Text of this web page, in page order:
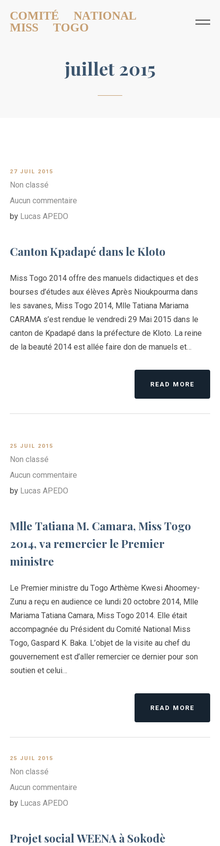
COMITÉ NATIONAL
MISS TOGO
juillet 2015
27 JUIL 2015
Non classé
Aucun commentaire
by Lucas APEDO
Canton Kpadapé dans le Kloto
Miss Togo 2014 offre des manuels didactiques et des
bourses d’études aux élèves Après Nioukpourma dans
les savanes, Miss Togo 2014, Mlle Tatiana Mariama
CARAMA s’est rendue le vendredi 29 Mai 2015 dans le
canton de Kpadapé dans la préfecture de Kloto. La reine
de la beauté 2014 est allée faire don de manuels et…
READ MORE
25 JUIL 2015
Non classé
Aucun commentaire
by Lucas APEDO
Mlle Tatiana M. Camara, Miss Togo
2014, va remercier le Premier
ministre
Le Premier ministre du Togo Arthème Kwesi Ahoomey-
Zunu a reçu en audience ce lundi 20 octobre 2014, Mlle
Mariama Tatiana Camara, Miss Togo 2014. Elle était
accompagnée du Président du Comité National Miss
Togo, Gaspard K. Baka. L’objet de la visite au chef du
gouvernement est d’aller remercier ce dernier pour son
soutien et celui…
READ MORE
25 JUIL 2015
Non classé
Aucun commentaire
by Lucas APEDO
Projet social WEENA à Sokodè